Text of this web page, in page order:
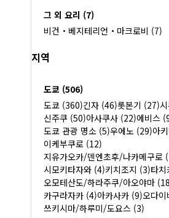
그 외 요리 (7)
비건・베지테리언・마크로비 (7)
지역
도쿄 (506)
도쿄 (360)긴자 (46)롯본기 (27)
신주쿠 (50)아사쿠사 (22)에비스
도쿄 관광 명소 (5)우에노 (29)아
이케부쿠로 (12)
지유가오카/덴엔초후/나카메구로
시모키타자와 (4)키치조지 (3)타
오모테산도/하라주쿠/아오야마
카구라자카 (4)아카사카 (9)오다
쓰키시마/하루미/도요스 (3)